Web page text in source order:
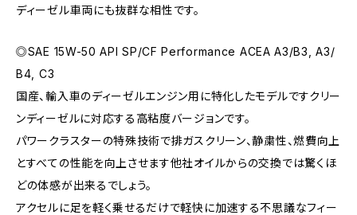
ディーゼル車両にも抜群な相性です。
◎SAE 15W-50 API SP/CF Performance ACEA A3/B3, A3/
B4, C3
国産、輸入車のディーゼルエンジン用に特化したモデルですクリー
ンディーゼルに対応する高粘度バージョンです。
パワークラスターの特殊技術で排ガスクリーン、静粛性、燃費向上
とすべての性能を向上させます他社オイルからの交換では驚くほ
どの体感が出来るでしょう。
アクセルに足を軽く乗せるだけで軽快に加速する不思議なフィー